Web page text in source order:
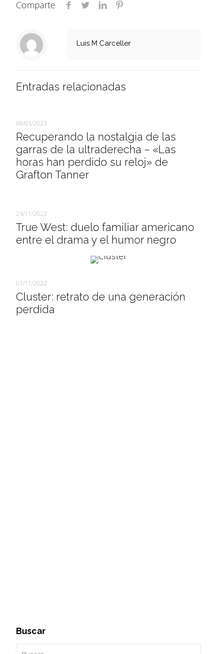
Comparte
Luis M Carceller
Entradas relacionadas
08/03/2023
Recuperando la nostalgia de las
garras de la ultraderecha – «Las
horas han perdido su reloj» de
Grafton Tanner
24/11/2022
True West: duelo familiar americano
entre el drama y el humor negro
07/11/2022
Cluster: retrato de una generación
perdida
Buscar